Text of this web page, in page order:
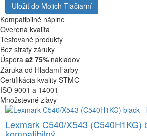
Uložiť do Mojich Tlačiarní
Kompatibilné náplne
Overená kvalita
Testované produkty
Bez straty záruky
Úspora až 75% nákladov
Záruka od HladamFarby
Certifikácia kvality STMC
ISO 9001 a 14001
Množstevné zľavy
Lexmark C540/X543 (C540H1KG)